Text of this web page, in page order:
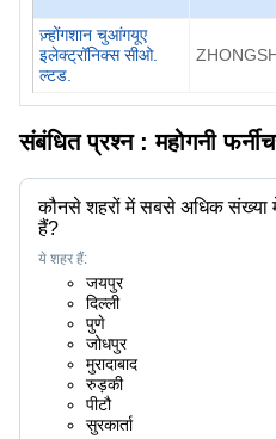
ज़्होंगशान चुआंगयूए
इलेक्ट्रॉनिक्स सीओ.
ल्टड.
संबंधित प्रश्न :महोगनी
कौनसे शहरों में सबसे अधिक संख्या में
हैं?
ये शहर हैं:
जयपुर
दिल्ली
पुणे
जोधपुर
मुरादाबाद
रुड़की
पीटौ
सुरकार्ता